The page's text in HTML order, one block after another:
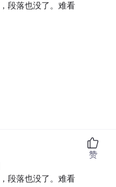
段落也没了。难看
段落也没了。难看
赞